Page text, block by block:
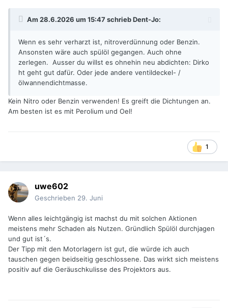
Am 28.6.2026 um 15:47 schriebDent-Jo:
Wenn es sehr verharzt ist, nitroverdünnung oder Benzin.
Ansonsten wäre auch spülöl gegangen. Auch ohne
zerlegen. Ausser du willst es ohnehin neu abdichten: Dirko
ht geht gut dafür. Oder jede andere ventildeckel- /
ölwannendichtmasse.
Kein Nitro oder Benzin verwenden! Es greift die Dichtungen an.
Am besten ist es mit Perolium und Oel!
1
uwe602
Geschrieben 29. Juni
Wenn alles leichtgängig ist machst du mit solchen Aktionen
meistens mehr Schaden als Nutzen. Gründlich Spülöl durchjagen
und gut ist´s.
Der Tipp mit den Motorlagern ist gut, die würde ich auch
tauschen gegen beidseitig geschlossene. Das wirkt sich meistens
positiv auf die Geräuschkulisse des Projektors aus.